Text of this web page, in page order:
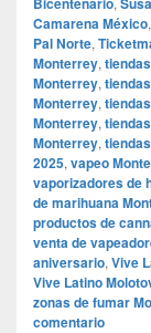
Camarena México,
Pal Norte,
Monterrey,
Monterrey,
Monterrey,
Monterrey,
Monterrey,
2025, vapeo
vaporizadores de
de marihuana
productos de
venta de
aniversario, Vive
Vive Latino
zonas de fumar
comentario